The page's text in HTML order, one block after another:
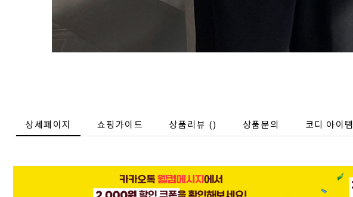
상세페이지 쇼핑가이드 상품리뷰 () 상품문의 코디 아이템